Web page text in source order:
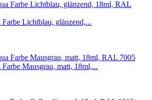
Lichtblau, glänzend,...
Mausgrau, matt, 18ml,...